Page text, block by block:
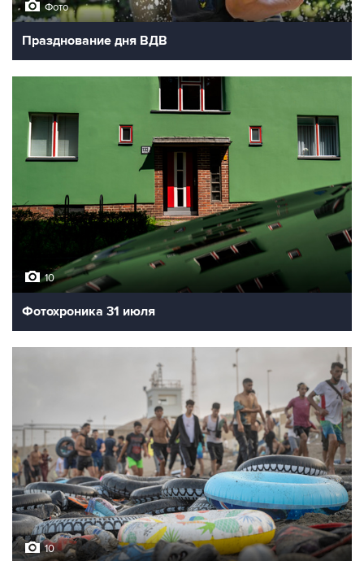
Фото
Празднование дня ВДВ
10
Фотохроника 31 июля
10